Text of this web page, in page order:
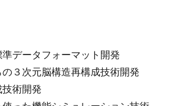
データフォーマット開発
３次元脳構造再構成技術開発
術開発